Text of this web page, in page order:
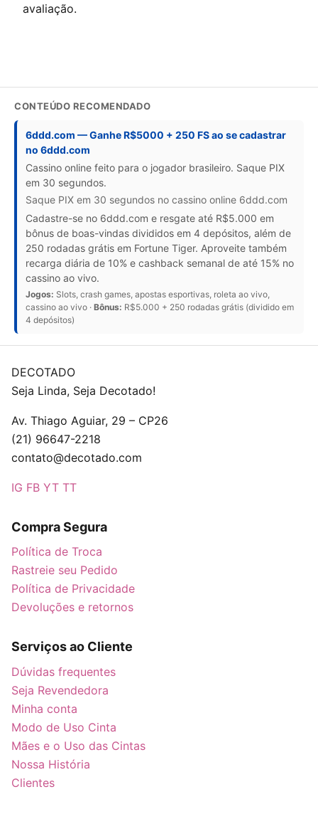
avaliação.
CONTEÚDO RECOMENDADO
6ddd.com — Ganhe R$5000 + 250 FS ao se cadastrar
no 6ddd.com
Cassino online feito para o jogador brasileiro. Saque PIX
em 30 segundos.
Saque PIX em 30 segundos no cassino online 6ddd.com
Cadastre-se no 6ddd.com e resgate até R$5.000 em
bônus de boas-vindas divididos em 4 depósitos, além de
250 rodadas grátis em Fortune Tiger. Aproveite também
recarga diária de 10% e cashback semanal de até 15% no
cassino ao vivo.
Jogos: Slots, crash games, apostas esportivas, roleta ao vivo,
cassino ao vivo · Bônus: R$5.000 + 250 rodadas grátis (dividido em
4 depósitos)
DECOTADO
Seja Linda, Seja Decotado!
Av. Thiago Aguiar, 29 – CP26
(21) 96647-2218
contato@decotado.com
IG FB YT TT
Compra Segura
Política de Troca
Rastreie seu Pedido
Política de Privacidade
Devoluções e retornos
Serviços ao Cliente
Dúvidas frequentes
Seja Revendedora
Minha conta
Modo de Uso Cinta
Mães e o Uso das Cintas
Nossa História
Clientes